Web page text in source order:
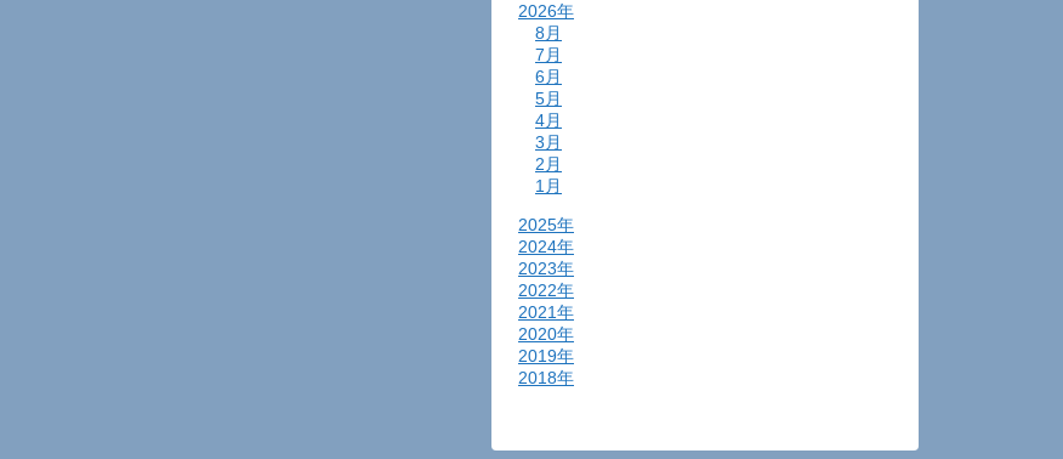
2026年
8月
7月
6月
5月
4月
3月
2月
1月
2025年
2024年
2023年
2022年
2021年
2020年
2019年
2018年